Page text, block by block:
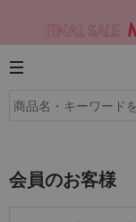
会員のお客様